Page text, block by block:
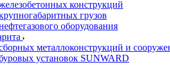
конструкций
грузов
оборудования
металлоконструкций и
установок SUNWARD